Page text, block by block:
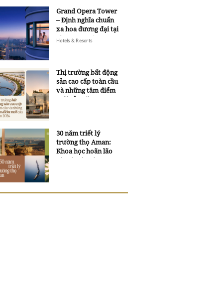
Grand Opera Tower
– Định nghĩa chuẩn
xa hoa đương đại tại
Sheraton Saigon
Hotels & Resorts
Thị trường bất động
sản cao cấp toàn cầu
và những tâm điểm
mới của năm 2026
30 năm triết lý
trường thọ Aman:
Khoa học hoãn lão
và trí tuệ ngàn xưa